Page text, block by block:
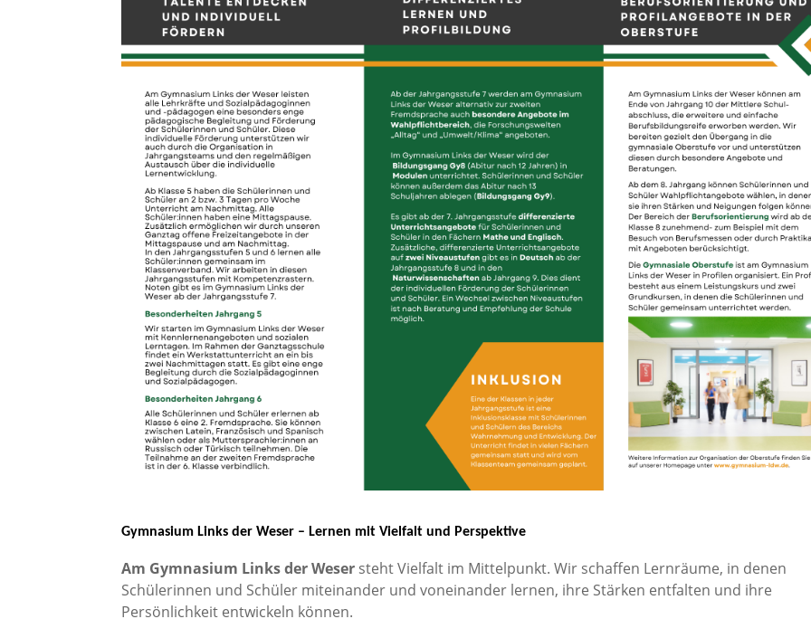
Gymnasium Links der Weser – Lernen mit Vielfalt und Perspektive
Am Gymnasium Links der Weser steht Vielfalt im Mittelpunkt. Wir schaffen Lernräume, in denen
Schülerinnen und Schüler miteinander und voneinander lernen, ihre Stärken entfalten und ihre
Persönlichkeit entwickeln können.